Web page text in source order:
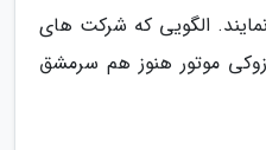
الگویی که شرکت های
موتور هنوز هم سرمشق